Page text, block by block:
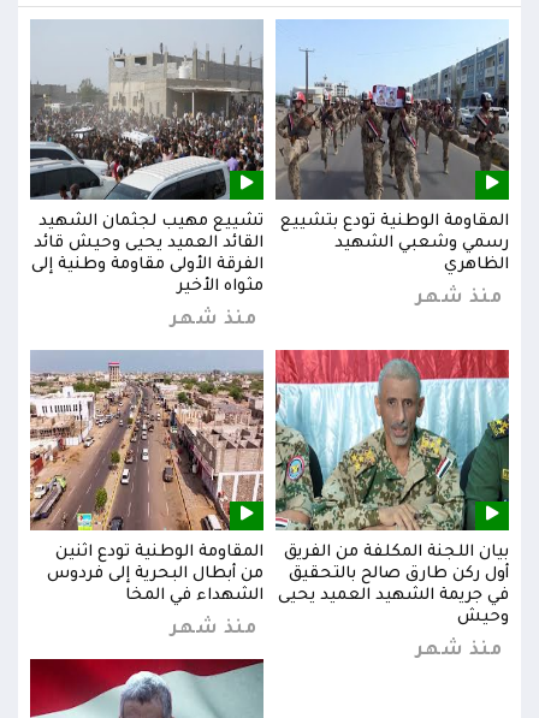
المقاومة الوطنية تودع بتشييع
رسمي وشعبي الشهيد
الظاهري
منذ شهر
تشييع مهيب لجثمان الشهيد
القائد العميد يحيى وحيش قائد
الفرقة الأولى مقاومة وطنية إلى
مثواه الأخير
منذ شهر
بيان اللجنة المكلفة من الفريق
أول ركن طارق صالح بالتحقيق
في جريمة الشهيد العميد يحيى
وحيش
منذ شهر
المقاومة الوطنية تودع اثنين
من أبطال البحرية إلى فردوس
الشهداء في المخا
منذ شهر